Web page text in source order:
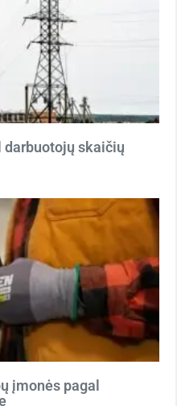
darbuotojų skaičių
įmonės pagal